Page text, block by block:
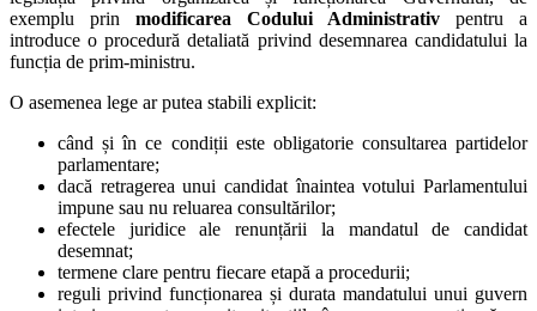
exemplu prin modificarea Codului Administrativ pentru a
introduce o procedură detaliată privind desemnarea candidatului la
funcția de prim-ministru.
O asemenea lege ar putea stabili explicit:
când și în ce condiții este obligatorie consultarea partidelor
parlamentare;
dacă retragerea unui candidat înaintea votului Parlamentului
impune sau nu reluarea consultărilor;
efectele juridice ale renunțării la mandatul de candidat
desemnat;
termene clare pentru fiecare etapă a procedurii;
reguli privind funcționarea și durata mandatului unui guvern